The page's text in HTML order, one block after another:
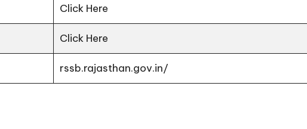
Click Here
Click Here
rssb.rajasthan.gov.in/